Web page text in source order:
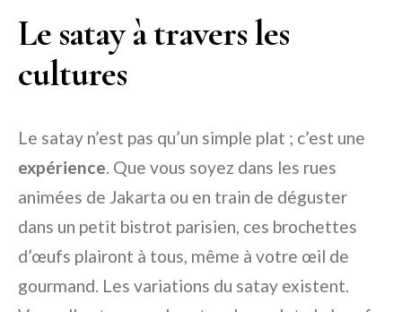
Le satay à travers les
cultures
Le satay n’est pas qu’un simple plat ; c’est une
expérience. Que vous soyez dans les rues
animées de Jakarta ou en train de déguster
dans un petit bistrot parisien, ces brochettes
d’œufs plairont à tous, même à votre œil de
gourmand. Les variations du satay existent.